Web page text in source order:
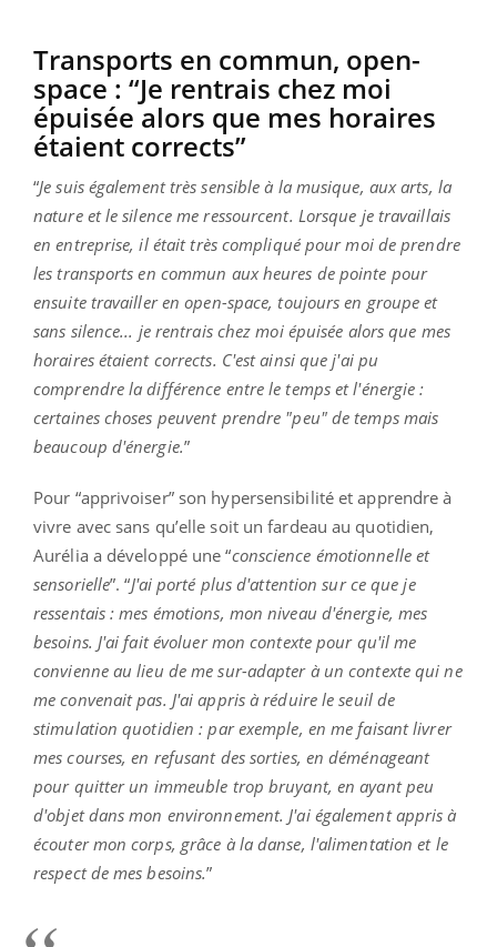
Transports en commun, open-
space : “Je rentrais chez moi
épuisée alors que mes horaires
étaient corrects”
“Je suis également très sensible à la musique, aux arts, la
nature et le silence me ressourcent. Lorsque je travaillais
en entreprise, il était très compliqué pour moi de prendre
les transports en commun aux heures de pointe pour
ensuite travailler en open-space, toujours en groupe et
sans silence... je rentrais chez moi épuisée alors que mes
horaires étaient corrects. C'est ainsi que j'ai pu
comprendre la différence entre le temps et l'énergie :
certaines choses peuvent prendre "peu" de temps mais
beaucoup d'énergie.”
Pour “apprivoiser” son hypersensibilité et apprendre à
vivre avec sans qu’elle soit un fardeau au quotidien,
Aurélia a développé une “conscience émotionnelle et
sensorielle”. “J'ai porté plus d'attention sur ce que je
ressentais : mes émotions, mon niveau d'énergie, mes
besoins. J'ai fait évoluer mon contexte pour qu'il me
convienne au lieu de me sur-adapter à un contexte qui ne
me convenait pas. J'ai appris à réduire le seuil de
stimulation quotidien : par exemple, en me faisant livrer
mes courses, en refusant des sorties, en déménageant
pour quitter un immeuble trop bruyant, en ayant peu
d'objet dans mon environnement. J'ai également appris à
écouter mon corps, grâce à la danse, l'alimentation et le
respect de mes besoins.”